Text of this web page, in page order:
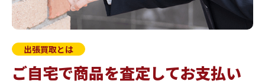
出張買取とは
ご自宅で商品を査定してお支払い